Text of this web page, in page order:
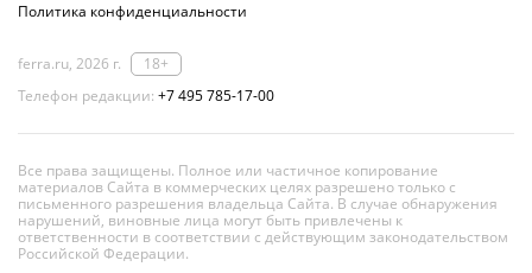
Политика конфиденциальности
ferra.ru, 2026 г.
18+
Телефон редакции: +7 495 785-17-00
Все права защищены. Полное или частичное копирование
материалов Сайта в коммерческих целях разрешено только с
письменного разрешения владельца Сайта. В случае обнаружения
нарушений, виновные лица могут быть привлечены к
ответственности в соответствии с действующим законодательством
Российской Федерации.